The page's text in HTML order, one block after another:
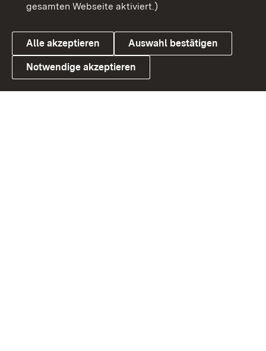
Link zum Landesportal
Datenschutz
Cookies
gesamten Webseite aktiviert.)
Alle akzeptieren Auswahl bestätigen
Notwendige akzeptieren